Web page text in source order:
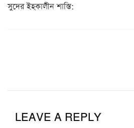
সুদের ইহকালীন শাস্তি:
LEAVE A REPLY